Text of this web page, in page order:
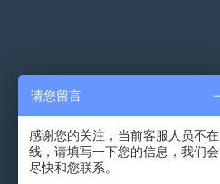
请您留言
感谢您的关注，当前客服人员不在
线，请填写一下您的信息，我们会
尽快和您联系。